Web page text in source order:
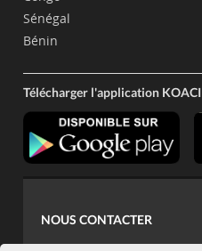
Sénégal
Bénin
Télécharger l'application KOACI
NOUS CONTACTER